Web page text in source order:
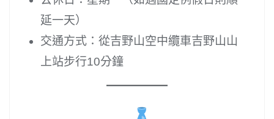
延一天）
交通方式：從吉野山空中纜車吉野山山
上站步行10分鐘